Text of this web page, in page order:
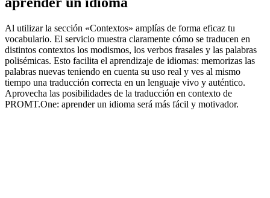
Al utilizar la sección «Contextos» amplías de forma eficaz tu
vocabulario. El servicio muestra claramente cómo se traducen en
distintos contextos los modismos, los verbos frasales y las palabras
polisémicas. Esto facilita el aprendizaje de idiomas: memorizas las
palabras nuevas teniendo en cuenta su uso real y ves al mismo
tiempo una traducción correcta en un lenguaje vivo y auténtico.
Aprovecha las posibilidades de la traducción en contexto de
PROMT.One: aprender un idioma será más fácil y motivador.